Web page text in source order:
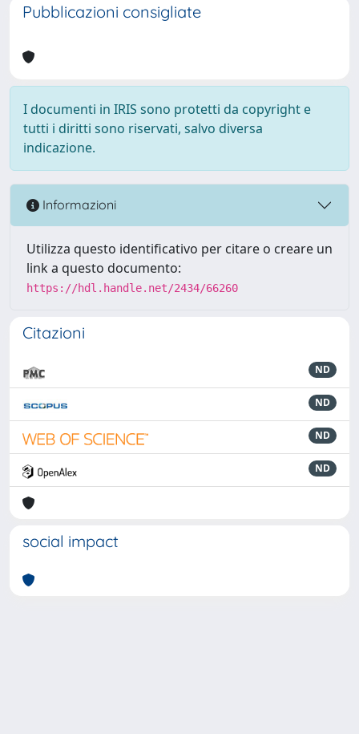
Pubblicazioni consigliate
I documenti in IRIS sono protetti da copyright e
tutti i diritti sono riservati, salvo diversa
indicazione.
Informazioni
Utilizza questo identificativo per citare o creare un
link a questo documento:
https://hdl.handle.net/2434/66260
Citazioni
ND
ND
ND
ND
social impact